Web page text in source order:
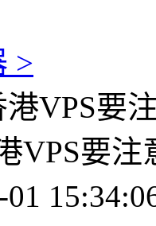
>
VPS要
VPS要注